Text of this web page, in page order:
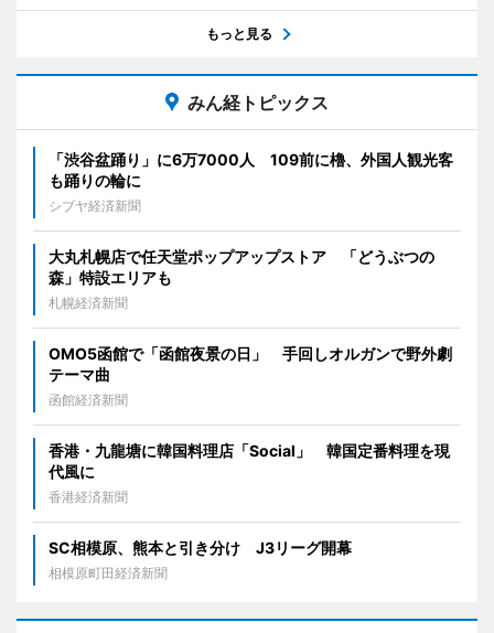
もっと見る
みん経トピックス
「渋谷盆踊り」に6万7000人 109前に櫓、外国人観光客
も踊りの輪に
シブヤ経済新聞
大丸札幌店で任天堂ポップアップストア 「どうぶつの
森」特設エリアも
札幌経済新聞
OMO5函館で「函館夜景の日」 手回しオルガンで野外劇
テーマ曲
函館経済新聞
香港・九龍塘に韓国料理店「Social」 韓国定番料理を現
代風に
香港経済新聞
SC相模原、熊本と引き分け J3リーグ開幕
相模原町田経済新聞